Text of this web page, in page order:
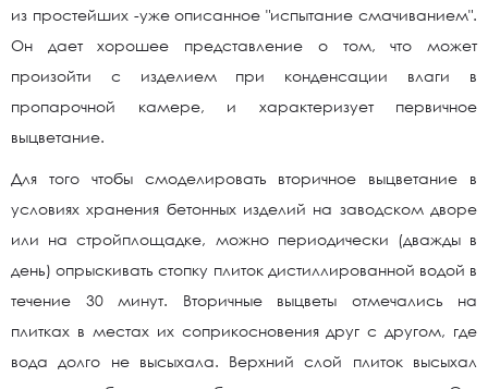
из простейших -уже описанное "испытание смачиванием".
Он дает хорошее представление о том, что может
произойти с изделием при конденсации влаги в
пропарочной камере, и характеризует первичное
выцветание.
Для того чтобы смоделировать вторичное выцветание в
условиях хранения бетонных изделий на заводском дворе
или на стройплощадке, можно периодически (дважды в
день) опрыскивать стопку плиток дистиллированной водой в
течение 30 минут. Вторичные выцветы отмечались на
плитках в местах их соприкосновения друг с другом, где
вода долго не высыхала. Верхний слой плиток высыхал